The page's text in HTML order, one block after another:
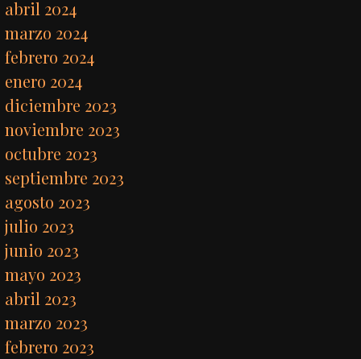
abril 2024
marzo 2024
febrero 2024
enero 2024
diciembre 2023
noviembre 2023
octubre 2023
septiembre 2023
agosto 2023
julio 2023
junio 2023
mayo 2023
abril 2023
marzo 2023
febrero 2023